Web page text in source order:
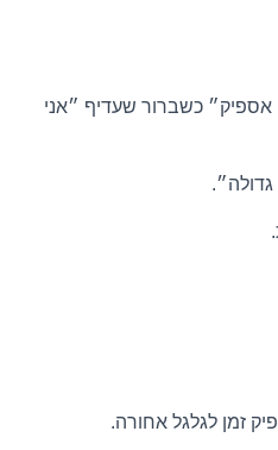
כשברור שעדיף ״אני
זמן לגלגל אחורה.